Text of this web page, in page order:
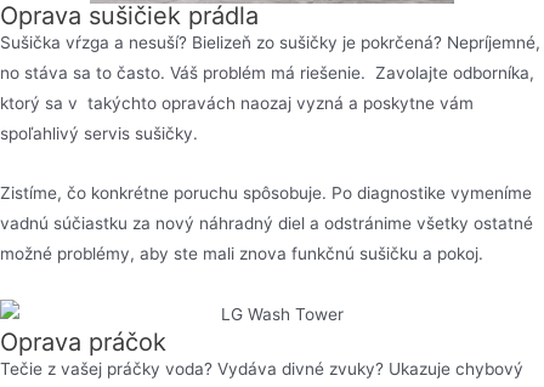
Oprava sušičiek prádla
Sušička vŕzga a nesuší? Bielizeň zo sušičky je pokrčená? Nepríjemné,
no stáva sa to často. Váš problém má riešenie. Zavolajte odborníka,
ktorý sa v takýchto opravách naozaj vyzná a poskytne vám
spoľahlivý servis sušičky.
Zistíme, čo konkrétne poruchu spôsobuje. Po diagnostike vymeníme
vadnú súčiastku za nový náhradný diel a odstránime všetky ostatné
možné problémy, aby ste mali znova funkčnú sušičku a pokoj.
Oprava práčok
Tečie z vašej práčky voda? Vydáva divné zvuky? Ukazuje chybový